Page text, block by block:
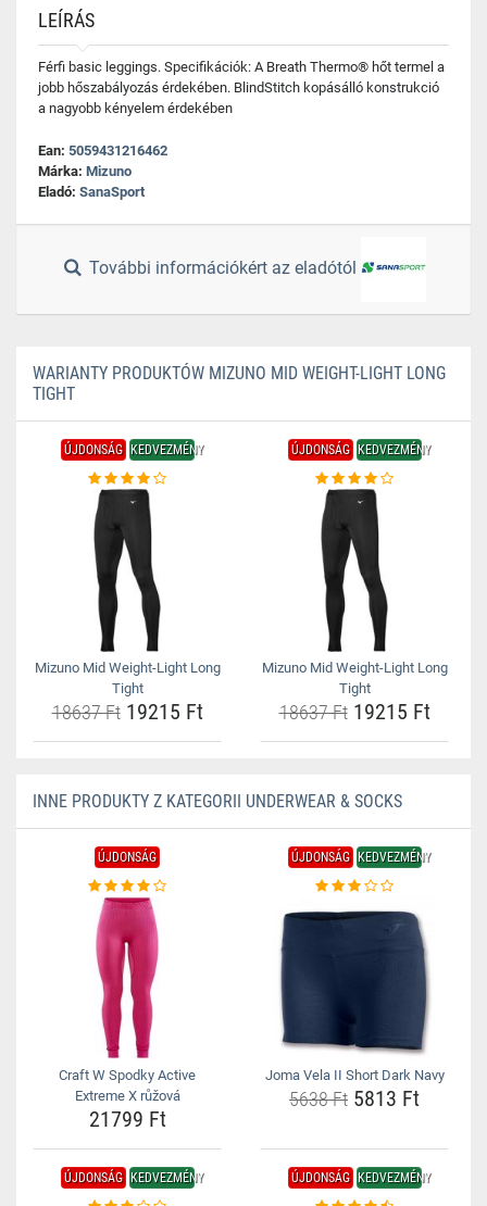
LEÍRÁS
Férfi basic leggings. Specifikációk: A Breath Thermo® hőt termel a
jobb hőszabályozás érdekében. BlindStitch kopásálló konstrukció
a nagyobb kényelem érdekében
Ean: 5059431216462
Márka: Mizuno
Eladó: SanaSport
További információkért az eladótól
WARIANTY PRODUKTÓW MIZUNO MID WEIGHT-LIGHT LONG
TIGHT
ÚJDONSÁG KEDVEZMÉNY
Mizuno Mid Weight-Light Long
Tight
18637 Ft19215 Ft
ÚJDONSÁG KEDVEZMÉNY
Mizuno Mid Weight-Light Long
Tight
18637 Ft19215 Ft
INNE PRODUKTY Z KATEGORII UNDERWEAR & SOCKS
ÚJDONSÁG
Craft W Spodky Active
Extreme X růžová
21799 Ft
ÚJDONSÁG KEDVEZMÉNY
Joma Vela II Short Dark Navy
5638 Ft 5813 Ft
ÚJDONSÁG KEDVEZMÉNY ÚJDONSÁG KEDVEZMÉNY